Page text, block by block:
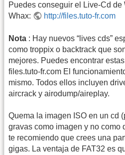
Puedes conseguir el Live-Cd
Whax:
http://files.tuto-fr.com
Nota : Hay nuevos “lives cds”
como troppix o backtrack que
mejores. Puedes encontrar
files.tuto-fr.com El
mismo. Todos ellos incluyen
aircrack y airodump/aireplay.
Quema la imagen ISO en un cd
gravas como imagen y no como
te recomiendo que crees una
gigas. La ventaja de FAT32 es